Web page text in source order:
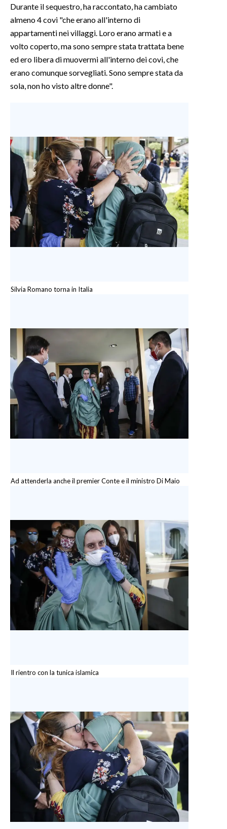
SPIAGGE
STORE
Durante il sequestro, ha raccontato, ha cambiato
almeno 4 covi "che erano all'interno di
appartamenti nei villaggi. Loro erano armati e a
volto coperto, ma sono sempre stata trattata bene
ed ero libera di muovermi all'interno dei covi, che
erano comunque sorvegliati. Sono sempre stata da
sola, non ho visto altre donne".
Silvia Romano torna in Italia
Ad attenderla anche il premier Conte e il ministro Di Maio
Il rientro con la tunica islamica